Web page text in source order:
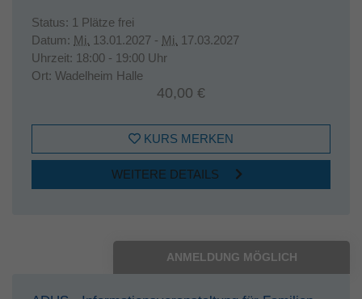
Status: 1 Plätze frei
Datum: Mi. 13.01.2027 - Mi. 17.03.2027
Uhrzeit: 18:00 - 19:00 Uhr
Ort: Wadelheim Halle
40,00 €
KURS MERKEN
WEITERE DETAILS
ANMELDUNG MÖGLICH